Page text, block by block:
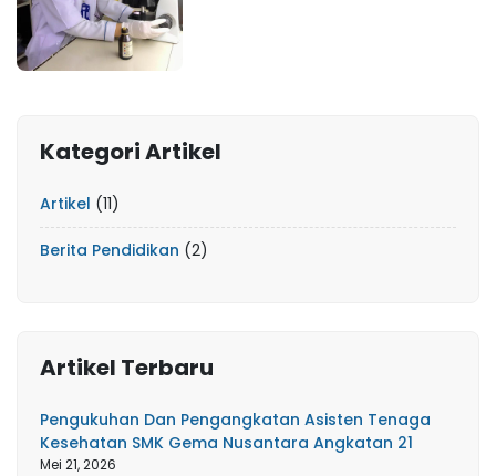
Kategori Artikel
Artikel (11)
Berita Pendidikan (2)
Artikel Terbaru
Pengukuhan Dan Pengangkatan Asisten Tenaga
Kesehatan SMK Gema Nusantara Angkatan 21
Mei 21, 2026